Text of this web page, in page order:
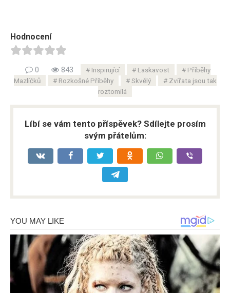
Hodnocení
0 843 Inspirující Laskavost
Příběhy
Mazlíčků
Rozkošné Příběhy Skvělý
Zvířata jsou tak
roztomilá
Líbí se vám tento příspěvek? Sdílejte prosím
svým přátelům: